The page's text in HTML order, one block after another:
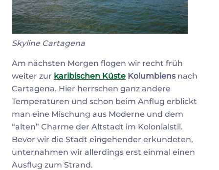
Skyline Cartagena
Am nächsten Morgen flogen wir recht früh
weiter zur karibischen Küste Kolumbiensnach
Cartagena. Hier herrschen ganz andere
Temperaturen und schon beim Anflug erblickt
man eine Mischung aus Moderne und dem
“alten” Charme der Altstadt im Kolonialstil.
Bevor wir die Stadt eingehender erkundeten,
unternahmen wir allerdings erst einmal einen
Ausflug zum Strand.